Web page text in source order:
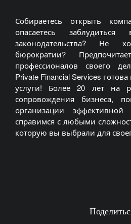
Собираетесь открыть
опасаетесь заблудиться
законодательства? Не
бюрократии?
профессионалов своего
Private Financial Services
услуги! Более 20 лет на
сопровождения бизнеса,
организации
справимся с любыми
которую вы выбрали для